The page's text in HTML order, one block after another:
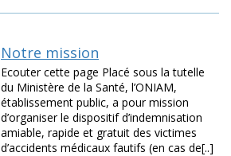
Notre mission
Ecouter cette page Placé sous la tutelle
du Ministère de la Santé, l’ONIAM,
établissement public, a pour mission
d’organiser le dispositif d’indemnisation
amiable, rapide et gratuit des victimes
d’accidents médicaux fautifs (en cas de[..]